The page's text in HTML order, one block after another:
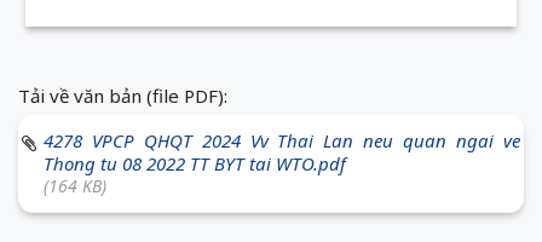
Tải về văn bản (file PDF):
4278 VPCP QHQT 2024 Vv Thai Lan neu quan ngai ve
Thong tu 08 2022 TT BYT tai WTO.pdf
(164 KB)